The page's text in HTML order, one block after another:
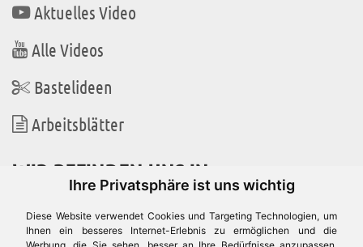
Ihre Privatsphäre ist uns wichtig
Diese Website verwendet Cookies und Targeting Technologien, um
Ihnen ein besseres Internet-Erlebnis zu ermöglichen und die
Aktuelles Video
Alle Videos
Bastelideen
Arbeitsblätter
WIR BEFINDEN UNS IN